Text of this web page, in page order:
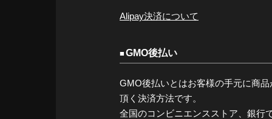
Alipay決済について
GMO後払い
GMO後払いとはお客様の手元に商
頂く決済方法です。
全国のコンビニエンスストア、銀行